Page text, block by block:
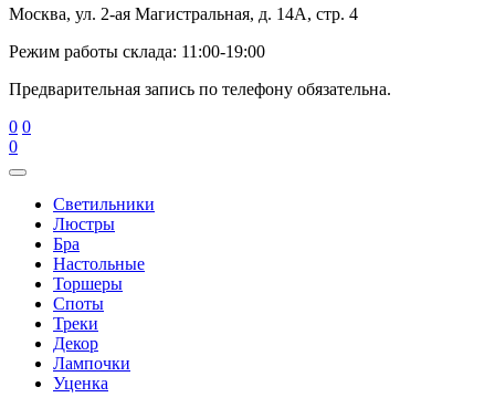
Москва, ул. 2-ая Магистральная, д. 14А, стр. 4
Режим работы склада: 11:00-19:00
Предварительная запись по телефону обязательна.
0 0
0
Cветильники
Люстры
Бра
Настольные
Торшеры
Споты
Треки
Декор
Лампочки
Уценка